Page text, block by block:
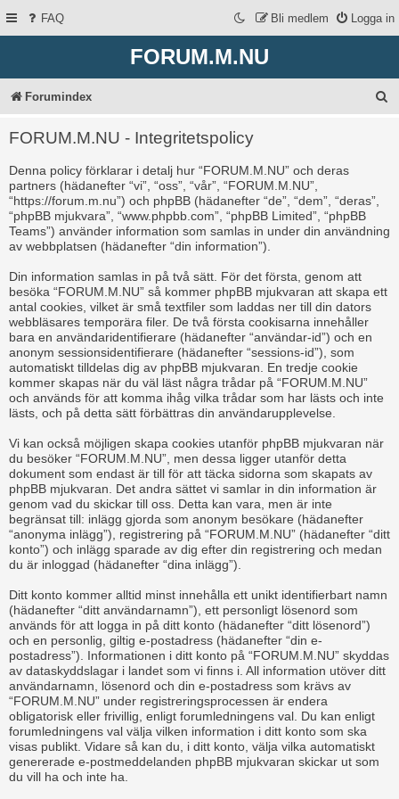
FAQ Logga in
Bli medlem
FORUM.M.NU
Forumindex
FORUM.M.NU - Integritetspolicy
Denna policy förklarar i detalj hur “FORUM.M.NU” och deras
partners (hädanefter “vi”, “oss”, “vår”, “FORUM.M.NU”,
“https://forum.m.nu”) och phpBB (hädanefter “de”, “dem”, “deras”,
“phpBB mjukvara”, “www.phpbb.com”, “phpBB Limited”, “phpBB
Teams”) använder information som samlas in under din användning
av webbplatsen (hädanefter “din information”).
Din information samlas in på två sätt. För det första, genom att
besöka “FORUM.M.NU” så kommer phpBB mjukvaran att skapa ett
antal cookies, vilket är små textfiler som laddas ner till din dators
webbläsares temporära filer. De två första cookisarna innehåller
bara en användaridentifierare (hädanefter “användar-id”) och en
anonym sessionsidentifierare (hädanefter “sessions-id”), som
automatiskt tilldelas dig av phpBB mjukvaran. En tredje cookie
kommer skapas när du väl läst några trådar på “FORUM.M.NU”
och används för att komma ihåg vilka trådar som har lästs och inte
lästs, och på detta sätt förbättras din användarupplevelse.
Vi kan också möjligen skapa cookies utanför phpBB mjukvaran när
du besöker “FORUM.M.NU”, men dessa ligger utanför detta
dokument som endast är till för att täcka sidorna som skapats av
phpBB mjukvaran. Det andra sättet vi samlar in din information är
genom vad du skickar till oss. Detta kan vara, men är inte
begränsat till: inlägg gjorda som anonym besökare (hädanefter
“anonyma inlägg”), registrering på “FORUM.M.NU” (hädanefter “ditt
konto”) och inlägg sparade av dig efter din registrering och medan
du är inloggad (hädanefter “dina inlägg”).
Ditt konto kommer alltid minst innehålla ett unikt identifierbart namn
(hädanefter “ditt användarnamn”), ett personligt lösenord som
används för att logga in på ditt konto (hädanefter “ditt lösenord”)
och en personlig, giltig e-postadress (hädanefter “din e-
postadress”). Informationen i ditt konto på “FORUM.M.NU” skyddas
av dataskyddslagar i landet som vi finns i. All information utöver ditt
användarnamn, lösenord och din e-postadress som krävs av
“FORUM.M.NU” under registreringsprocessen är endera
obligatorisk eller frivillig, enligt forumledningens val. Du kan enligt
forumledningens val välja vilken information i ditt konto som ska
visas publikt. Vidare så kan du, i ditt konto, välja vilka automatiskt
genererade e-postmeddelanden phpBB mjukvaran skickar ut som
du vill ha och inte ha.